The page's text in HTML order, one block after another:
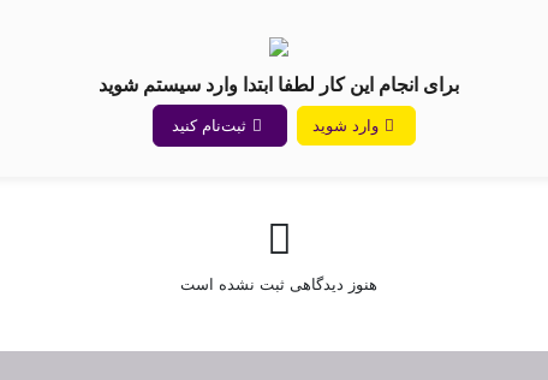
برای انجام این کار لطفا ابتدا وارد سیستم شوید
ثبت‌نام کنید وارد شوید
هنوز دیدگاهی ثبت نشده است